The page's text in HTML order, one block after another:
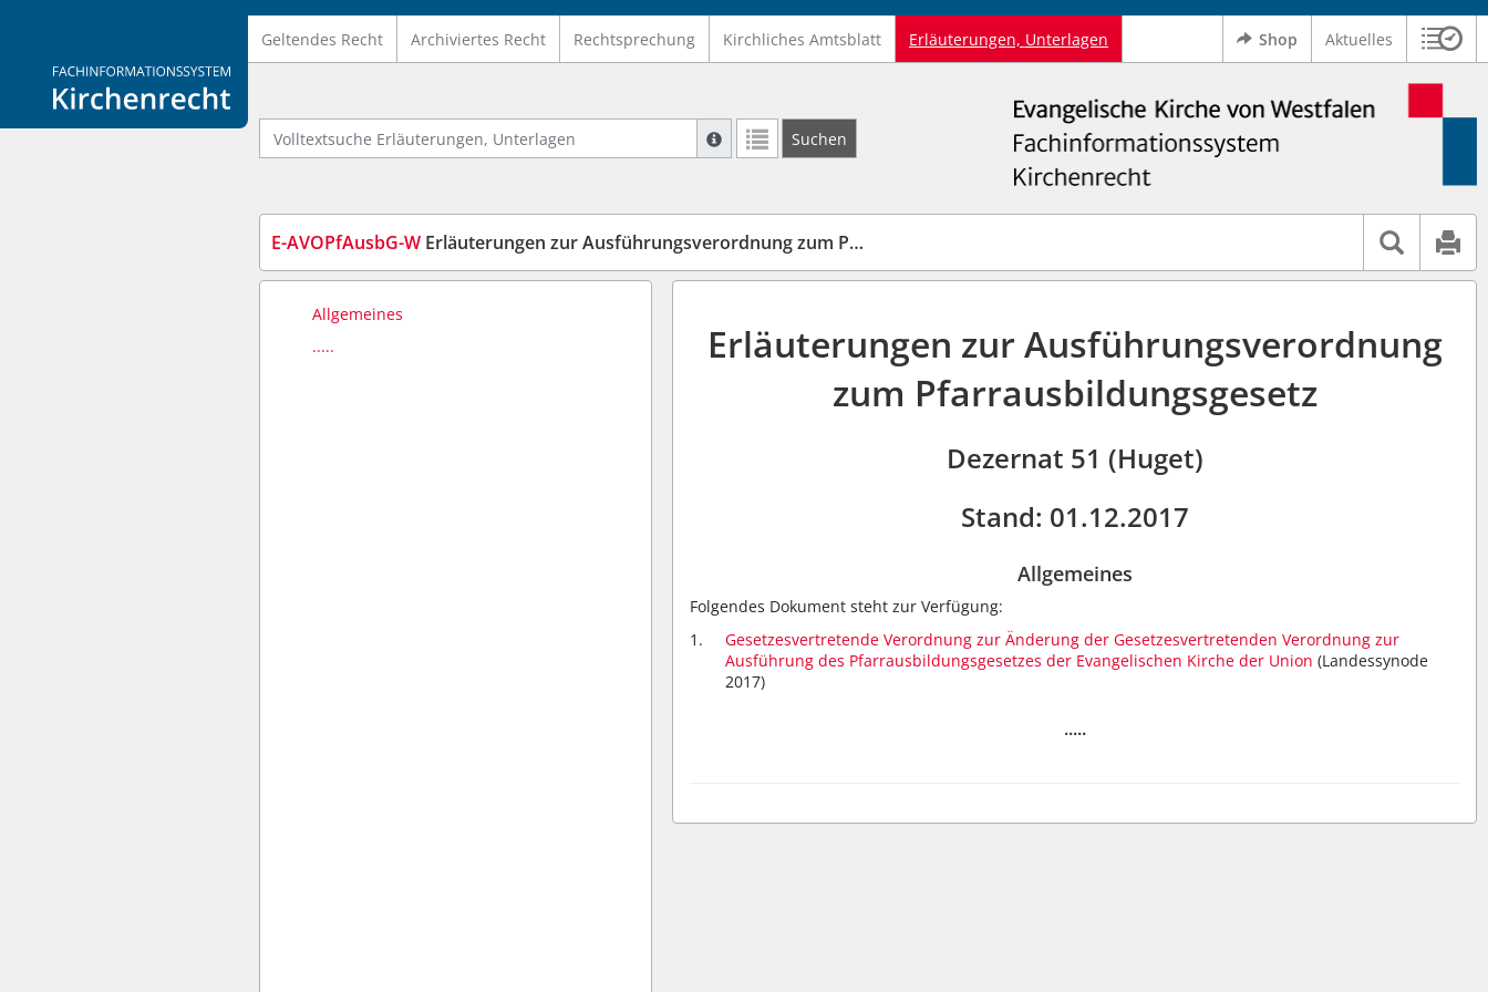
Logo Fachinformationssystem Kirchenrecht
Geltendes Recht Archiviertes Recht Rechtsprechung Kirchliches Amtsblatt Erläuterungen, Unterlagen Shop Aktuelles
Volltextsuche Erläuterungen, Unterlagen
Suche mit Platzhalter "*", Bsp. Pfarrer*, findet auch: "Pfarrerinitiative" oder "Pfarrerausschuss".
Weitere Suchoperatoren finden Sie in unserer Hilfe.
Suchen
E-AVOPfAusbG-W Erläuterungen zur Ausführungsverordnung zum Pfarrausbildungsgesetz
Allgemeines
.....
Erläuterungen zur Ausführungsverordnung
zum Pfarrausbildungsgesetz
Dezernat 51 (Huget)
Stand: 01.12.2017
Allgemeines
Folgendes Dokument steht zur Verfügung:
Gesetzesvertretende Verordnung zur Änderung der Gesetzesvertretenden Verordnung zur
Ausführung des Pfarrausbildungsgesetzes der Evangelischen Kirche der Union (Landessynode
2017)
.....